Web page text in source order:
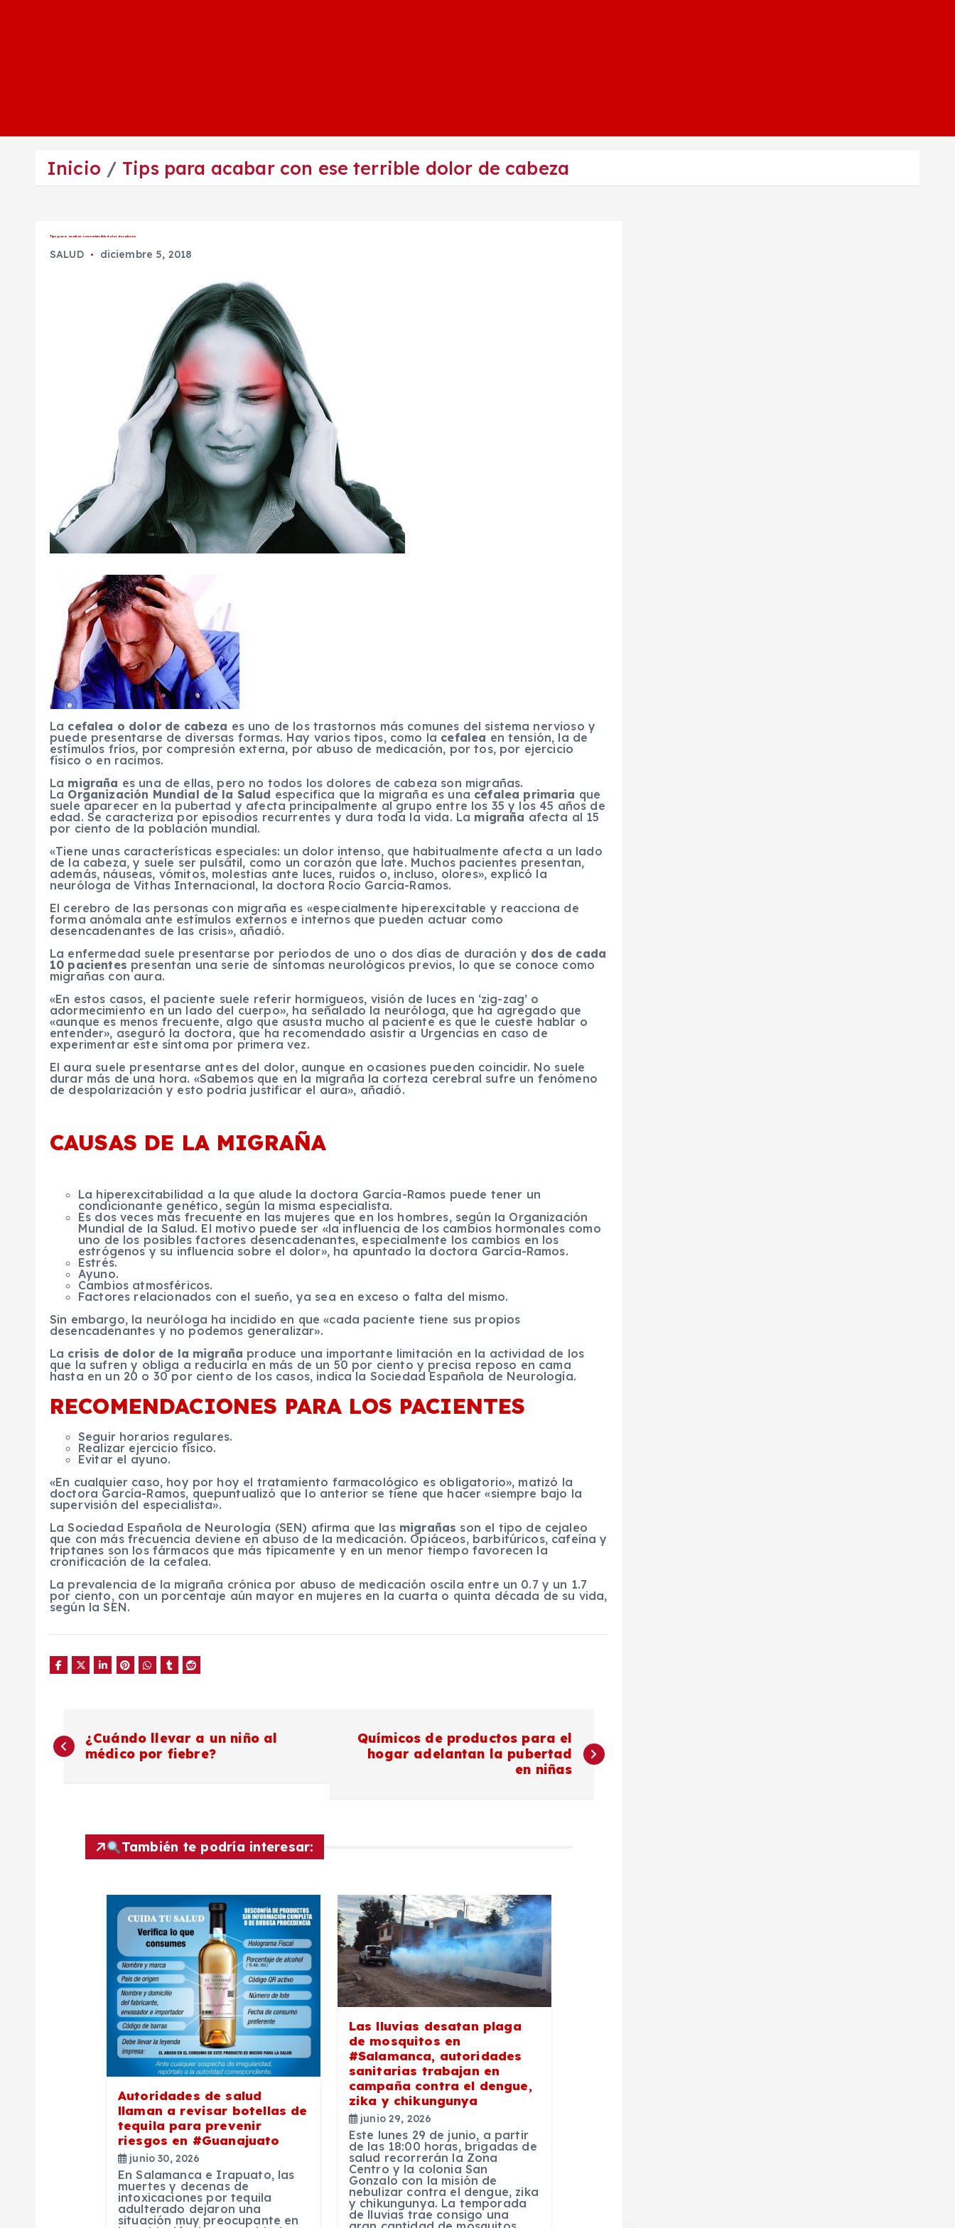
Inicio Tips para acabar con ese terrible dolor de cabeza
Tips para acabar con ese terrible dolor de cabeza
SALUD diciembre 5, 2018
La cefalea o dolor de cabeza es uno de los trastornos más comunes del sistema nervioso y
puede presentarse de diversas formas. Hay varios tipos, como la cefalea en tensión, la de
estímulos fríos, por compresión externa, por abuso de medicación, por tos, por ejercicio
físico o en racimos.
La migraña es una de ellas, pero no todos los dolores de cabeza son migrañas.
La Organización Mundial de la Salud especifica que la migraña es una cefalea primaria que
suele aparecer en la pubertad y afecta principalmente al grupo entre los 35 y los 45 años de
edad. Se caracteriza por episodios recurrentes y dura toda la vida. La migraña afecta al 15
por ciento de la población mundial.
«Tiene unas características especiales: un dolor intenso, que habitualmente afecta a un lado
de la cabeza, y suele ser pulsátil, como un corazón que late. Muchos pacientes presentan,
además, náuseas, vómitos, molestias ante luces, ruidos o, incluso, olores», explicó la
neuróloga de Vithas Internacional, la doctora Rocío García-Ramos.
El cerebro de las personas con migraña es «especialmente hiperexcitable y reacciona de
forma anómala ante estímulos externos e internos que pueden actuar como
desencadenantes de las crisis», añadió.
La enfermedad suele presentarse por períodos de uno o dos días de duración y dos de cada
10 pacientes presentan una serie de síntomas neurológicos previos, lo que se conoce como
migrañas con aura.
«En estos casos, el paciente suele referir hormigueos, visión de luces en ‘zig-zag’ o
adormecimiento en un lado del cuerpo», ha señalado la neuróloga, que ha agregado que
«aunque es menos frecuente, algo que asusta mucho al paciente es que le cueste hablar o
entender», aseguró la doctora, que ha recomendado asistir a Urgencias en caso de
experimentar este síntoma por primera vez.
El aura suele presentarse antes del dolor, aunque en ocasiones pueden coincidir. No suele
durar más de una hora. «Sabemos que en la migraña la corteza cerebral sufre un fenómeno
de despolarización y esto podría justificar el aura», añadió.
CAUSAS DE LA MIGRAÑA
La hiperexcitabilidad a la que alude la doctora García-Ramos puede tener un
condicionante genético, según la misma especialista.
Es dos veces más frecuente en las mujeres que en los hombres, según la Organización
Mundial de la Salud. El motivo puede ser «la influencia de los cambios hormonales como
uno de los posibles factores desencadenantes, especialmente los cambios en los
estrógenos y su influencia sobre el dolor», ha apuntado la doctora García-Ramos.
Estrés.
Ayuno.
Cambios atmosféricos.
Factores relacionados con el sueño, ya sea en exceso o falta del mismo.
Sin embargo, la neuróloga ha incidido en que «cada paciente tiene sus propios
desencadenantes y no podemos generalizar».
La crisis de dolor de la migraña produce una importante limitación en la actividad de los
que la sufren y obliga a reducirla en más de un 50 por ciento y precisa reposo en cama
hasta en un 20 o 30 por ciento de los casos, indica la Sociedad Española de Neurología.
RECOMENDACIONES PARA LOS PACIENTES
Seguir horarios regulares.
Realizar ejercicio físico.
Evitar el ayuno.
«En cualquier caso, hoy por hoy el tratamiento farmacológico es obligatorio», matizó la
doctora García-Ramos, quepuntualizó que lo anterior se tiene que hacer «siempre bajo la
supervisión del especialista».
La Sociedad Española de Neurología (SEN) afirma que lasmigrañas son el tipo de cejaleo
que con más frecuencia deviene en abuso de la medicación. Opiáceos, barbitúricos, cafeína y
triptanes son los fármacos que más típicamente y en un menor tiempo favorecen la
cronificación de la cefalea.
La prevalencia de la migraña crónica por abuso de medicación oscila entre un 0.7 y un 1.7
por ciento, con un porcentaje aún mayor en mujeres en la cuarta o quinta década de su vida,
según la SEN.
N
a
¿Cuándo llevar a un niño al
médico por fiebre?
Químicos de productos para el
hogar adelantan la pubertad
en niñas
También te podría interesar:
Autoridades de salud
llaman a revisar botellas de
tequila para prevenir
riesgos en #Guanajuato
junio 30, 2026
En Salamanca e Irapuato, las
muertes y decenas de
intoxicaciones por tequila
adulterado dejaron una
situación muy preocupante en
Las lluvias desatan plaga
de mosquitos en
#Salamanca, autoridades
sanitarias trabajan en
campaña contra el dengue,
zika y chikungunya
junio 29, 2026
Este lunes 29 de junio, a partir
de las 18:00 horas, brigadas de
salud recorrerán la Zona
Centro y la colonia San
Gonzalo con la misión de
nebulizar contra el dengue, zika
y chikungunya. La temporada
de lluvias trae consigo una